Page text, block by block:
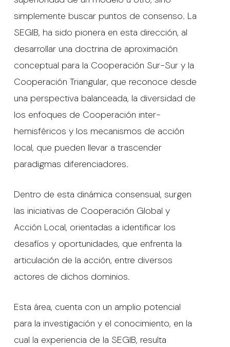
simplemente buscar puntos de consenso. La
SEGIB, ha sido pionera en esta dirección, al
desarrollar una doctrina de aproximación
conceptual para la Cooperación Sur-Sur y la
Cooperación Triangular, que reconoce desde
una perspectiva balanceada, la diversidad de
los enfoques de Cooperación inter-
hemisféricos y los mecanismos de acción
local, que pueden llevar a trascender
paradigmas diferenciadores.
Dentro de esta dinámica consensual, surgen
las iniciativas de Cooperación Global y
Acción Local, orientadas a identificar los
desafíos y oportunidades, que enfrenta la
articulación de la acción, entre diversos
actores de dichos dominios.
Esta área, cuenta con un amplio potencial
para la investigación y el conocimiento, en la
cual la experiencia de la SEGIB, resulta